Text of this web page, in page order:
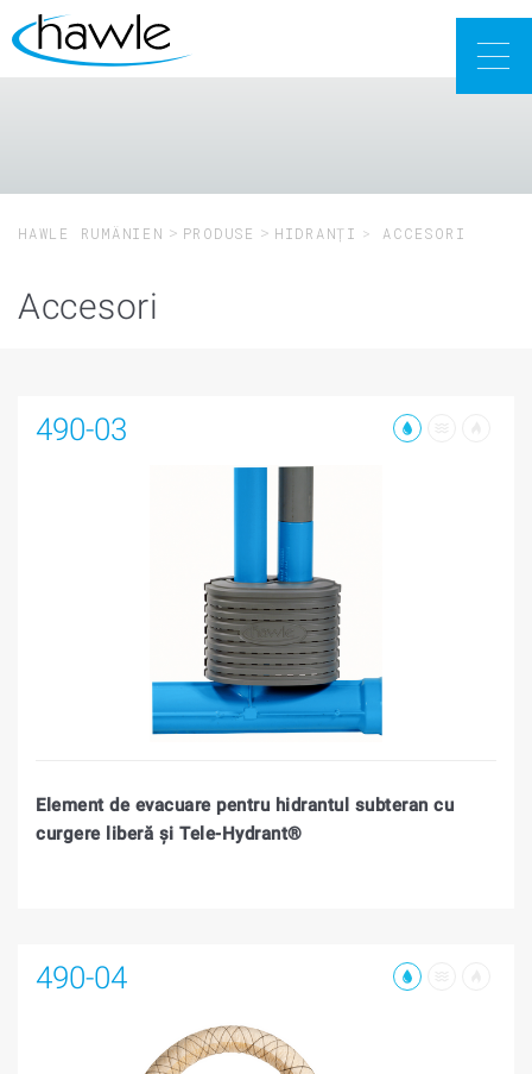
HAWLE RUMÄNIEN PRODUSE HIDRANȚI ACCESORI
Accesori
490-03
Element de evacuare pentru hidrantul subteran cu
curgere liberă şi Tele-Hydrant®
490-04